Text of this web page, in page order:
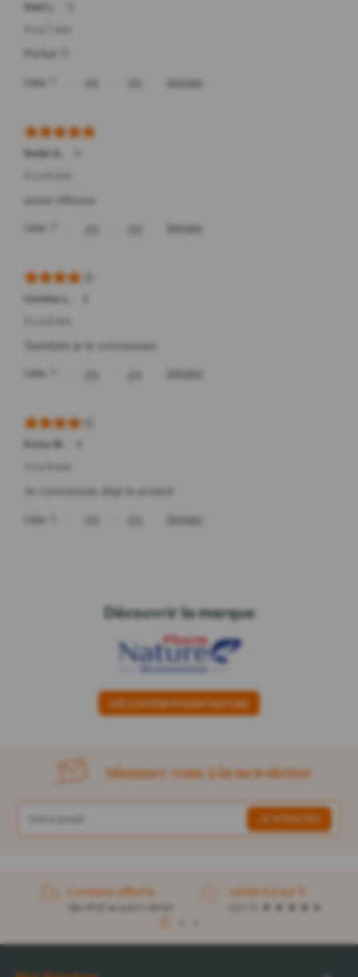
Découvrir la marque
DÉCOUVRIR PHARM NATURE
Abonnez-vous à la newsletter
Livraison offerte
dès 49 € en point retrait
notée 4,6 sur 5
1